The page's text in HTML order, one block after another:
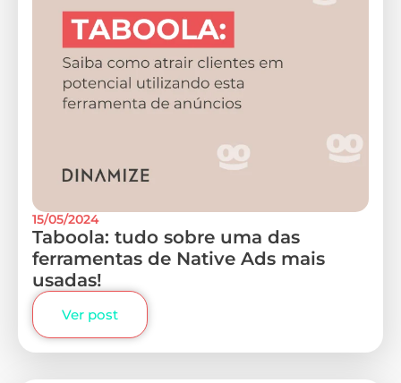
15/05/2024
Taboola: tudo sobre uma das
ferramentas de Native Ads mais
usadas!
Ver post